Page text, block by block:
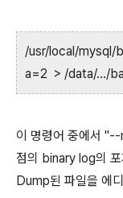
/usr/local/mysql/
a=2 > /data/…/
이 명령어 중에서
점의 binary log의
Dump된 파일을 에